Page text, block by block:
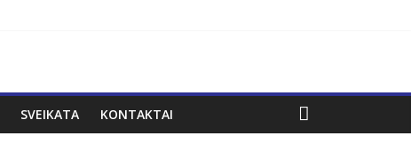
SVEIKATA KONTAKTAI